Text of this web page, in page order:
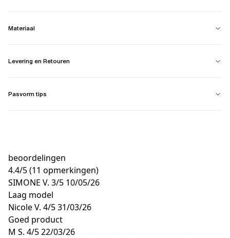
Materiaal
Levering en Retouren
Pasvorm tips
beoordelingen
4.4/5(11 opmerkingen)
SIMONE V. 3/5 10/05/26
Laag model
Nicole V. 4/531/03/26
Goed product
M S. 4/522/03/26